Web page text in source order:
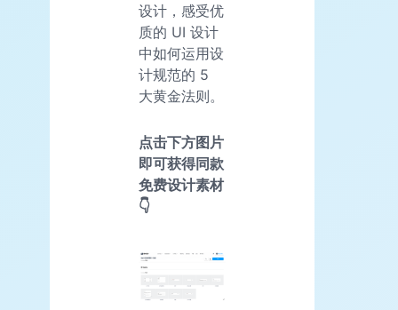
设计，感受优
质的 UI 设计
中如何运用设
计规范的 5
大黄金法则。
点击下方图片
即可获得同款
免费设计素材
👇